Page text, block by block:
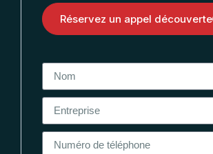
Réservez un appel découverte